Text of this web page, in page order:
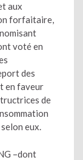
aux
forfaitaire,
voté en
des
en faveur
de
eux.
–dont